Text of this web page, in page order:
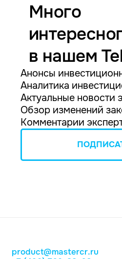
Много
в нашем
Анонсы
Аналитика
Актуальные новости
Обзор изменений
Комментарии
product@mastercr.ru